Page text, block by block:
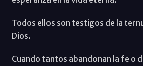
Todos ellos son testigos de la
Dios.
Cuando tantos abandonan la fe o